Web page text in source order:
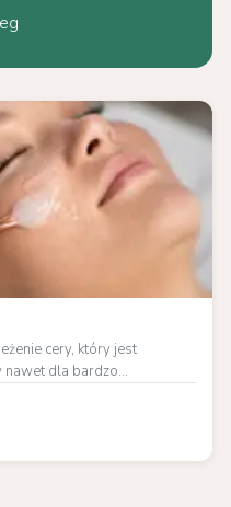
cery, który jest
nawet dla bardzo...